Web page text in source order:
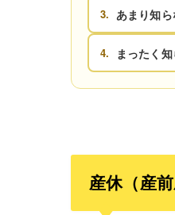
3. あまり知
4. まったく
産休（産